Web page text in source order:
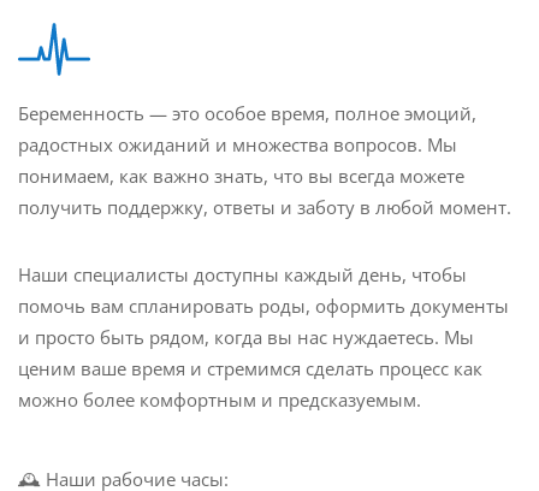
Беременность — это особое время, полное эмоций,
радостных ожиданий и множества вопросов. Мы
понимаем, как важно знать, что вы всегда можете
получить поддержку, ответы и заботу в любой момент.
Наши специалисты доступны каждый день, чтобы
помочь вам спланировать роды, оформить документы
и просто быть рядом, когда вы нас нуждаетесь. Мы
ценим ваше время и стремимся сделать процесс как
можно более комфортным и предсказуемым.
🕰 Наши рабочие часы: